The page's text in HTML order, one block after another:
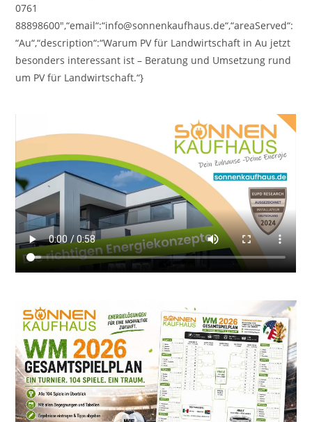
0761
88898600″,“email“:“info@sonnenkaufhaus.de“,“areaServed“:
“Au“,“description“:“Warum PV für Landwirtschaft in Au jetzt
besonders interessant ist – Beratung und Umsetzung rund
um PV für Landwirtschaft.“}